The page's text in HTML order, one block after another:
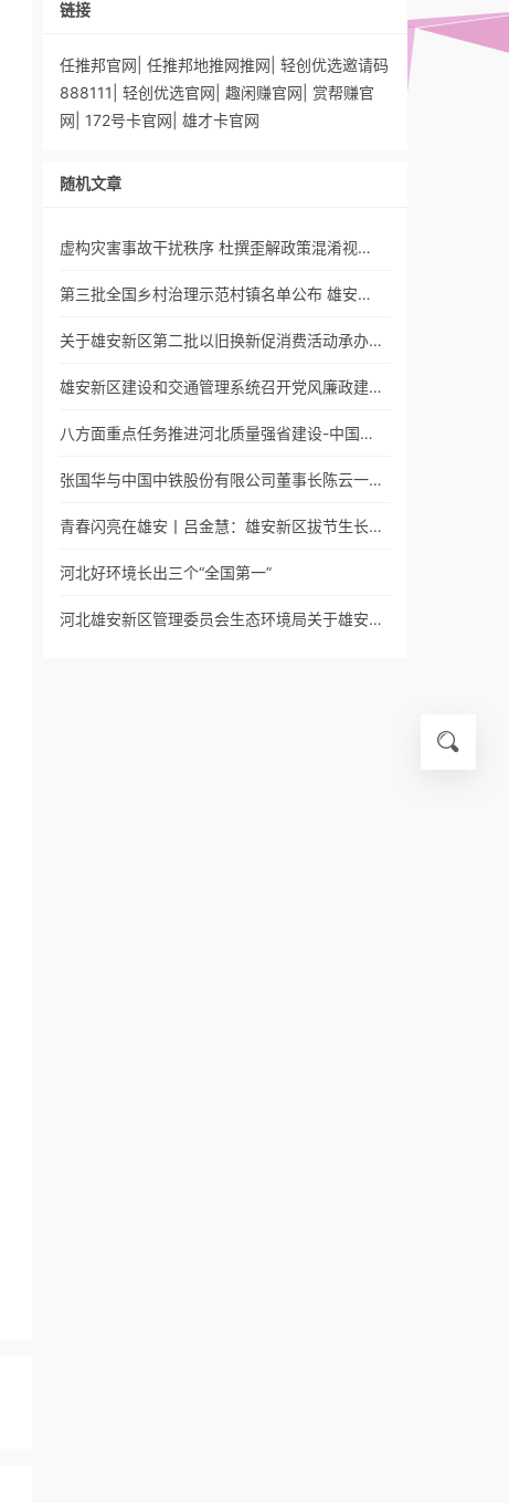
链接
任推邦官网 任推邦地推网推网 轻创优选邀请码
888111
轻创优选官网 趣闲赚官网
赏帮赚官
网
172号卡官网 雄才卡官网
随机文章
虚构灾害事故干扰秩序 杜撰歪解政策混淆视…
第三批全国乡村治理示范村镇名单公布 雄安…
关于雄安新区第二批以旧换新促消费活动承办…
雄安新区建设和交通管理系统召开党风廉政建…
八方面重点任务推进河北质量强省建设-中国…
张国华与中国中铁股份有限公司董事长陈云一…
青春闪亮在雄安丨吕金慧：雄安新区拔节生长…
河北好环境长出三个“全国第一”
河北雄安新区管理委员会生态环境局关于雄安…